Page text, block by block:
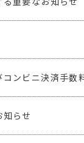
ンビニ決済手数
らせ